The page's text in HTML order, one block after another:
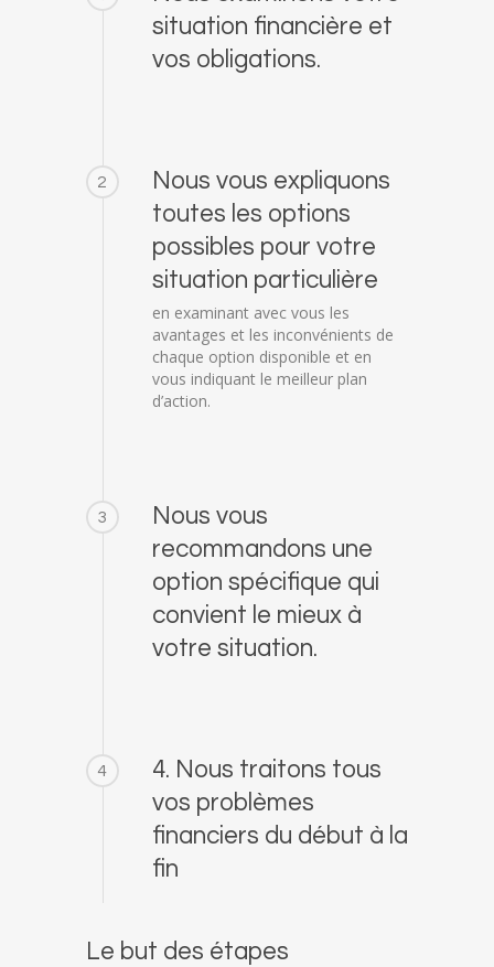
situation financière et
vos obligations.
2
Nous vous expliquons
toutes les options
possibles pour votre
situation particulière
en examinant avec vous les
avantages et les inconvénients de
chaque option disponible et en
vous indiquant le meilleur plan
d’action.
3
Nous vous
recommandons une
option spécifique qui
convient le mieux à
votre situation.
4
4. Nous traitons tous
vos problèmes
financiers du début à la
fin
Le but des étapes